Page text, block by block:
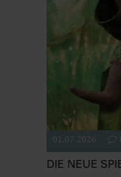
01.07.2026
DIE NEUE